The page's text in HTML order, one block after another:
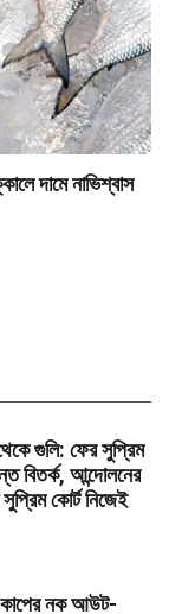
দামে নাভিশ্বাস
গুলি: ফের সুপ্রিম
বিতর্ক, আন্দোলনের
কোর্ট নিজেই
কাপের নক আউট-